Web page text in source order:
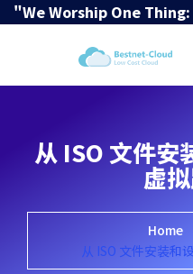
"We Worship One
从 ISO 文件安
虚
Home
从 ISO 文件安装和